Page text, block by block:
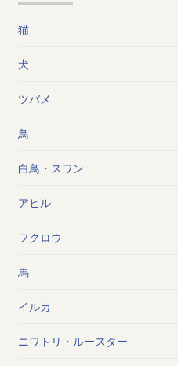
猫
犬
ツバメ
鳥
白鳥・スワン
アヒル
フクロウ
馬
イルカ
ニワトリ・ルースター